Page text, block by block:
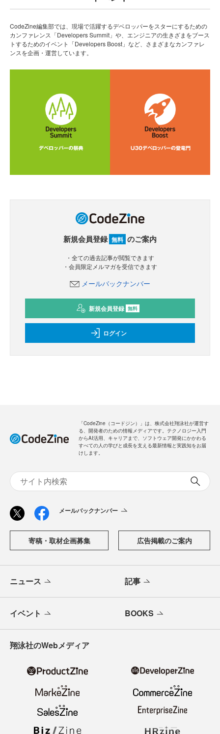
CodeZine編集部では、現場で活躍するデベロッパーをスターにするための
カンファレンス「Developers Summit」や、エンジニアの生きざまをブース
トするためのイベント「Developers Boost」など、さまざまなカンファレ
ンスを企画・運営しています。
新規会員登録 無料 のご案内
・全ての過去記事が閲覧できます
・会員限定メルマガを受信できます
メールバックナンバー
新規会員登録 無料
ログイン
「CodeZine（コードジン）」は、株式会社翔泳社が運営す
る、開発者のための情報メディアです。テクノロジー入門
からAI活用、キャリアまで、ソフトウェア開発にかかわる
すべての人の学びと成長を支える最新情報と実践知をお届
けします。
メールバックナンバー
寄稿・取材企画募集 広告掲載のご案内
ニュース 記事
イベント BOOKS
翔泳社のWebメディア